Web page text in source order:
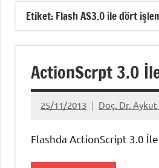
Etiket: Flash AS3.0 ile dört
ActionScrpt 3.0
25/11/2013 Doç. Dr. Aykut
Flashda ActionScript 3.0